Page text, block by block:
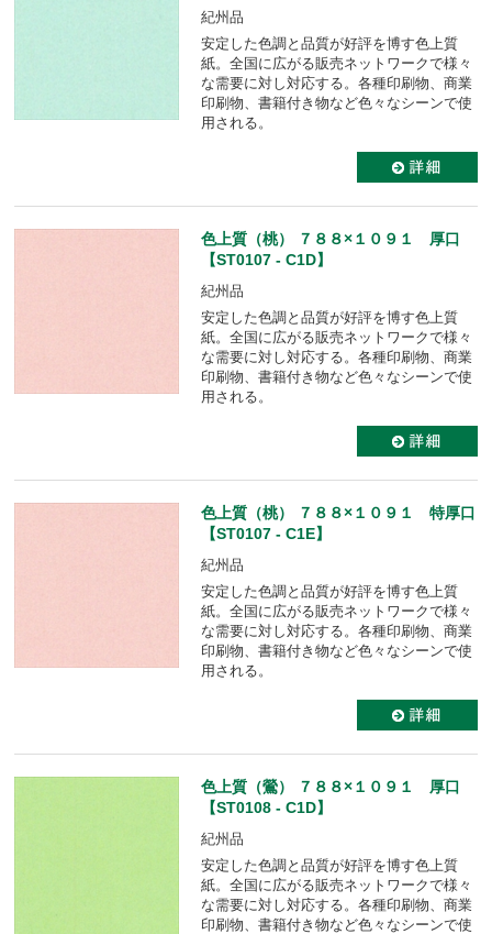
紀州品
安定した色調と品質が好評を博す色上質
紙。全国に広がる販売ネットワークで様々
な需要に対し対応する。各種印刷物、商業
印刷物、書籍付き物など色々なシーンで使
用される。
色上質（桃） ７８８×１０９１ 厚口
【ST0107 - C1D】
紀州品
安定した色調と品質が好評を博す色上質
紙。全国に広がる販売ネットワークで様々
な需要に対し対応する。各種印刷物、商業
印刷物、書籍付き物など色々なシーンで使
用される。
色上質（桃） ７８８×１０９１ 特厚口
【ST0107 - C1E】
紀州品
安定した色調と品質が好評を博す色上質
紙。全国に広がる販売ネットワークで様々
な需要に対し対応する。各種印刷物、商業
印刷物、書籍付き物など色々なシーンで使
用される。
色上質（鶯） ７８８×１０９１ 厚口
【ST0108 - C1D】
紀州品
安定した色調と品質が好評を博す色上質
紙。全国に広がる販売ネットワークで様々
な需要に対し対応する。各種印刷物、商業
印刷物、書籍付き物など色々なシーンで使